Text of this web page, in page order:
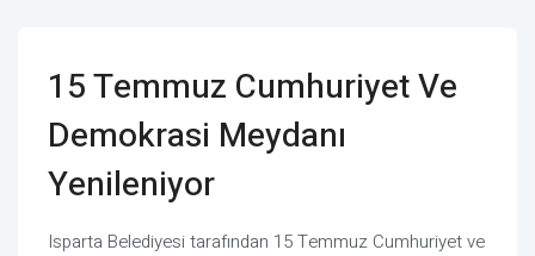
15 Temmuz Cumhuriyet Ve
Demokrasi Meydanı
Yenileniyor
Isparta Belediyesi tarafından 15 Temmuz Cumhuriyet ve